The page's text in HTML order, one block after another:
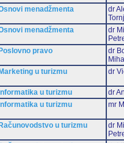
menadžmenta
dr
menadžmenta
dr
pravo
dr
u turizmu dr
u turizmu
dr
u turizmu mr
u turizmu
dr